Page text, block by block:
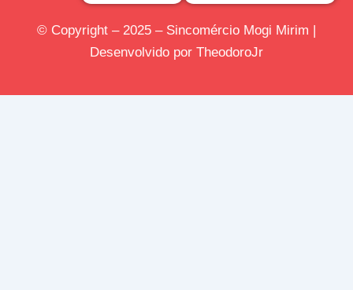
© Copyright – 2025 – Sincomércio Mogi Mirim |
Desenvolvido por TheodoroJr